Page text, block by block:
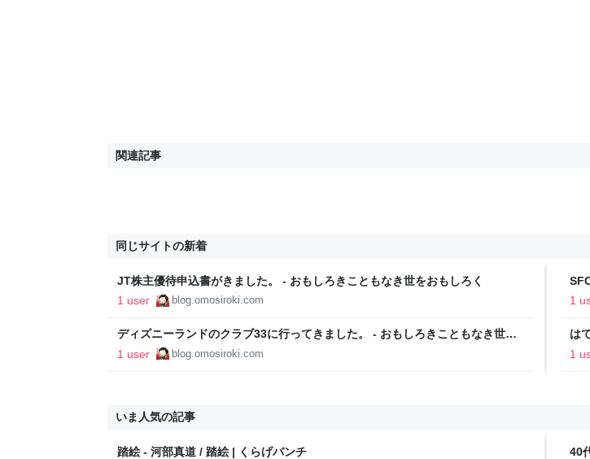
関連記事
同じサイトの新着
JT株主優待申込書がきました。 - おもしろきこともなき世をおもしろく
1 user
blog.omosiroki.com
し
1
ディズニーランドのクラブ33に行ってきました。 - おもしろきこともなき世を
おもしろく
1 user blog.omosiroki.com
は
し
1
いま人気の記事
踏絵 - 河部真道 / 踏絵 | くらげバンチ
40